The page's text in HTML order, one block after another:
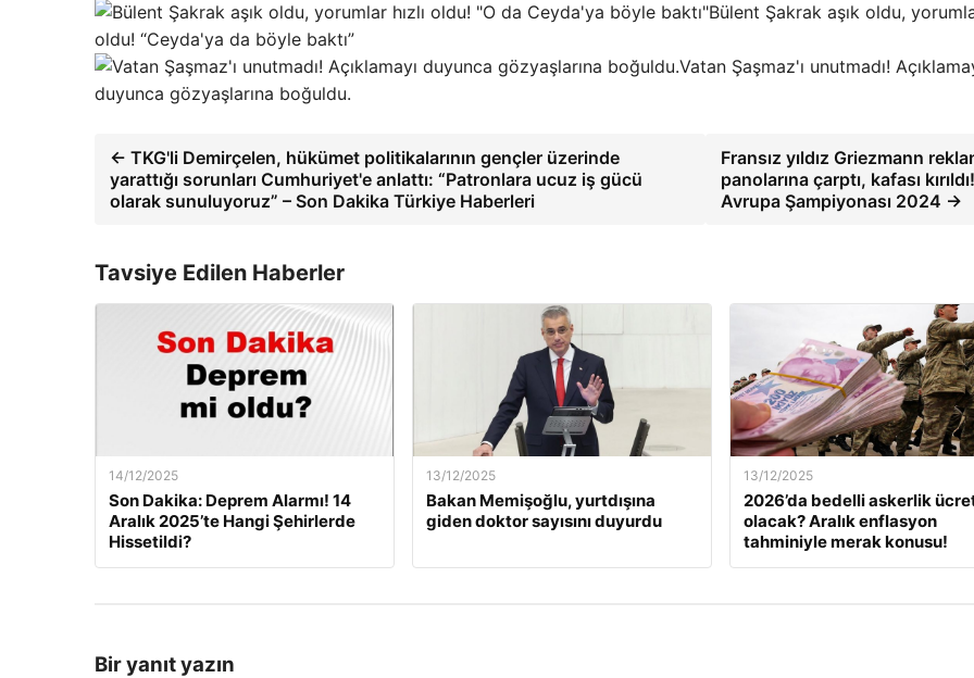
Bülent Şakrak aşık oldu,
oldu! “Ceyda'ya da böyle baktı”
Vatan Şaşmaz'ı unutmadı!
duyunca gözyaşlarına boğuldu.
← TKG'li Demirçelen, hükümet politikalarının gençler üzerinde
yarattığı sorunları Cumhuriyet'e anlattı: “Patronlara ucuz iş gücü
olarak sunuluyoruz” – Son Dakika Türkiye Haberleri
Fransız yıldız Griezmann
panolarına çarptı, kafası kırıldı!
Avrupa Şampiyonası 2024 →
Tavsiye Edilen Haberler
14/12/2025
Son Dakika: Deprem Alarmı! 14
Aralık 2025’te Hangi Şehirlerde
Hissetildi?
13/12/2025
Bakan Memişoğlu, yurtdışına
giden doktor sayısını duyurdu
13/12/2025
2026’da bedelli askerlik
olacak? Aralık enflasyon
tahminiyle merak konusu!
Bir yanıt yazın